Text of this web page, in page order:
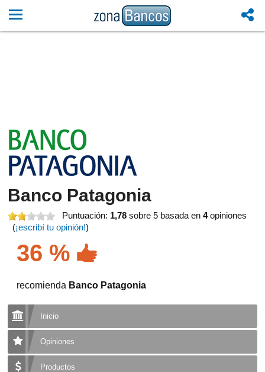
Banco Patagonia
Puntuación: 1,78 sobre 5 basada en4opiniones
(¡escribí tu opinión!)
36 %
recomienda Banco Patagonia
Inicio
Opiniones
Productos